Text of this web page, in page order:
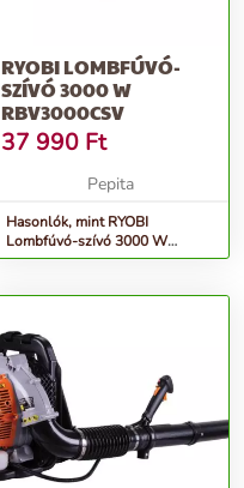
RYOBI LOMBFÚVÓ-
SZÍVÓ 3000 W
RBV3000CSV
37 990 Ft
Pepita
Hasonlók, mint RYOBI
Lombfúvó-szívó 3000 W
RBV3000CSV